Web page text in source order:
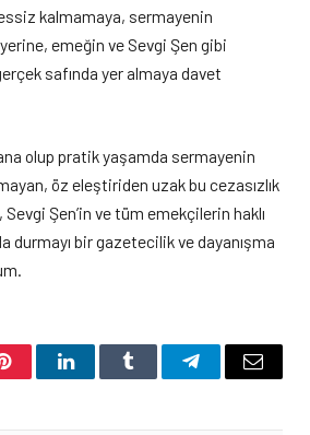
kalmamaya, sermayenin
emeğin ve Sevgi Şen gibi
safında yer almaya davet
olup pratik yaşamda sermayenin
öz eleştiriden uzak bu cezasızlık
Sevgi Şen’in ve tüm emekçilerin haklı
durmayı bir gazetecilik ve dayanışma
PinterestLinkedInTumblr TelegramEmail